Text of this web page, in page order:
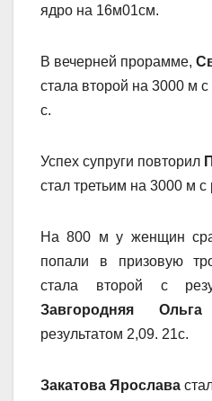
ядро на 16м01см.
В вечерней прорамме,
стала второй на 3000 м
с.
Успех супруги повторил
стал третьим на 3000 м с
На 800 м у женщин
попали в призовую
стала второй с
Завгородняя Ольга
результатом 2,09. 21с.
Закатова Ярослава